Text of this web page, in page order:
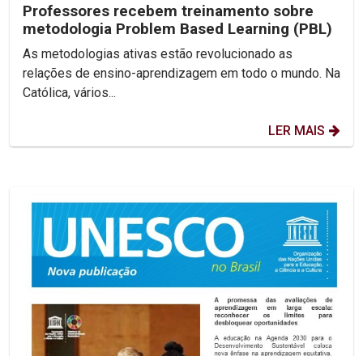
Professores recebem treinamento sobre
metodologia Problem Based Learning (PBL)
As metodologias ativas estão revolucionado as
relações de ensino-aprendizagem em todo o mundo. Na
Católica, vários...
LER MAIS